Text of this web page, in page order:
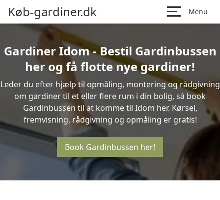
Køb-gardiner.dk Menu
Gardiner Idom - Bestil Gardinbussen
her og få flotte nye gardiner!
Leder du efter hjælp til opmåling, montering og rådgivning
om gardiner til et eller flere rum i din bolig, så book
Gardinbussen til at komme til Idom her. Kørsel,
fremvisning, rådgivning og opmåling er gratis!
Book Gardinbussen her!